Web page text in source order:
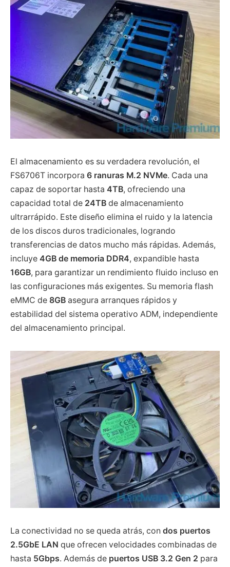
El almacenamiento es su verdadera revolución, el
FS6706T incorpora 6 ranuras M.2 NVMe. Cada una
capaz de soportar hasta 4TB, ofreciendo una
capacidad total de 24TB de almacenamiento
ultrarrápido. Este diseño elimina el ruido y la latencia
de los discos duros tradicionales, logrando
transferencias de datos mucho más rápidas. Además,
incluye 4GB de memoria DDR4, expandible hasta
16GB, para garantizar un rendimiento fluido incluso en
las configuraciones más exigentes. Su memoria flash
eMMC de 8GB asegura arranques rápidos y
estabilidad del sistema operativo ADM, independiente
del almacenamiento principal.
La conectividad no se queda atrás, con dos puertos
2.5GbE LAN que ofrecen velocidades combinadas de
hasta 5Gbps. Además de puertos USB 3.2 Gen 2 para